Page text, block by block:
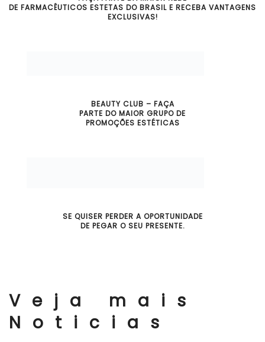
DE FARMACÊUTICOS ESTETAS DO BRASIL E RECEBA VANTAGENS
EXCLUSIVAS!
BEAUTY CLUB – FAÇA
PARTE DO MAIOR GRUPO DE
PROMOÇÕES ESTÉTICAS
SE QUISER PERDER A OPORTUNIDADE
DE PEGAR O SEU PRESENTE.
Veja mais
Noticias